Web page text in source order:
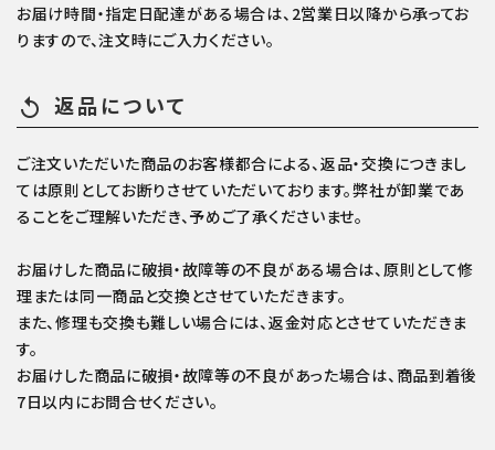
お届け時間・指定日配達がある場合は、2営業日以降から承ってお
りますので、注文時にご入力ください。
replay 返品について
ご注文いただいた商品のお客様都合による、返品・交換につきまし
ては原則としてお断りさせていただいております。弊社が卸業であ
ることをご理解いただき、予めご了承くださいませ。
お届けした商品に破損・故障等の不良がある場合は、原則として修
理または同一商品と交換とさせていただきます。
また、修理も交換も難しい場合には、返金対応とさせていただきま
す。
お届けした商品に破損・故障等の不良があった場合は、商品到着後
7日以内にお問合せください。